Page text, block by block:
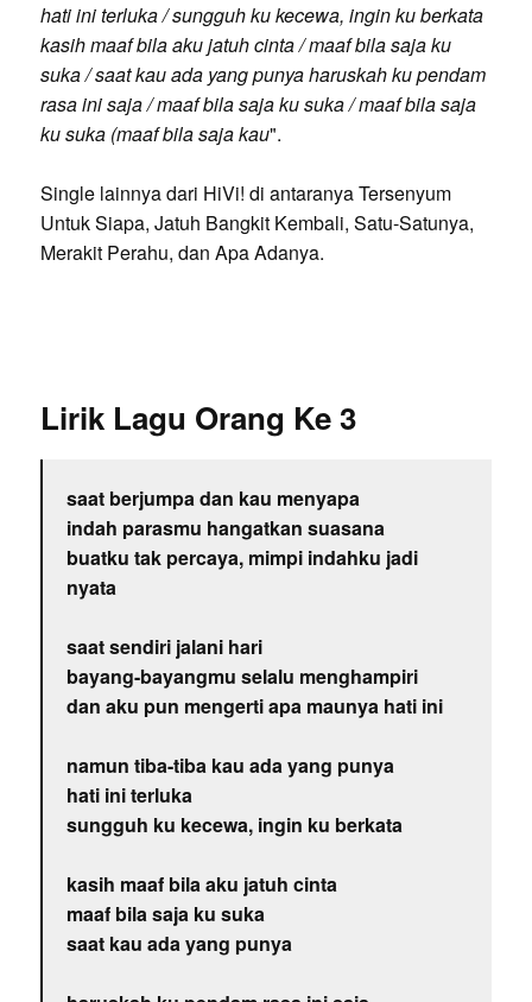
hati ini terluka / sungguh ku kecewa, ingin ku berkata
kasih maaf bila aku jatuh cinta / maaf bila saja ku
suka / saat kau ada yang punya haruskah ku pendam
rasa ini saja / maaf bila saja ku suka / maaf bila saja
ku suka (maaf bila saja kau".
Single lainnya dari HiVi! di antaranya Tersenyum
Untuk Siapa, Jatuh Bangkit Kembali, Satu-Satunya,
Merakit Perahu, dan Apa Adanya.
Lirik Lagu Orang Ke 3
saat berjumpa dan kau menyapa
indah parasmu hangatkan suasana
buatku tak percaya, mimpi indahku jadi
nyata
saat sendiri jalani hari
bayang-bayangmu selalu menghampiri
dan aku pun mengerti apa maunya hati ini
namun tiba-tiba kau ada yang punya
hati ini terluka
sungguh ku kecewa, ingin ku berkata
kasih maaf bila aku jatuh cinta
maaf bila saja ku suka
saat kau ada yang punya